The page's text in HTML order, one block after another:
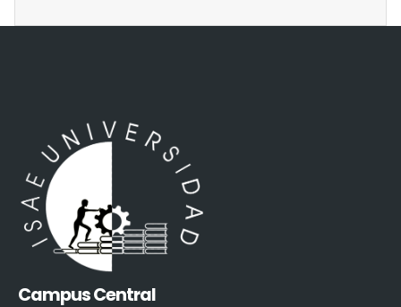
Campus Central